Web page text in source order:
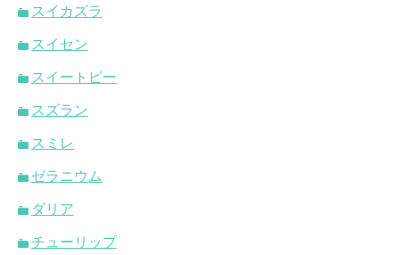
スイカズラ
スイセン
スイートピー
スズラン
スミレ
ゼラニウム
ダリア
チューリップ